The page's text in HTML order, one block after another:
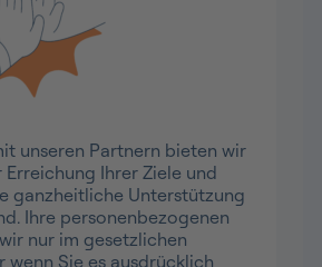
unseren Partnern bieten wir
Erreichung Ihrer Ziele und
ganzheitliche Unterstützung
Ihre personenbezogenen
nur im gesetzlichen
wenn Sie es ausdrücklich